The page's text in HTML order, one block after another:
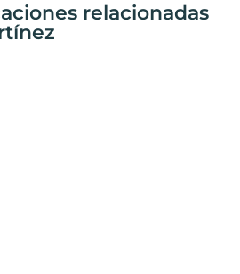
relacionadas